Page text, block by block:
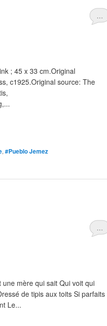
…
; 45 x 33 cm.Original
c1925.Original source: The
, #Pueblo Jemez
…
mère qui sait Qui voit qui
de tipis aux toits Si parfaits
Le...